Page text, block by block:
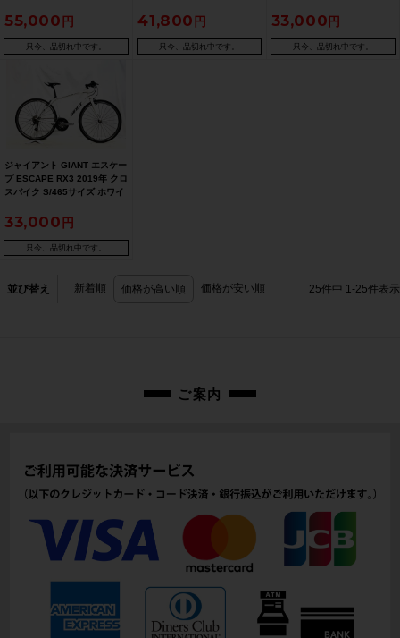
ズ ブラック
55,000
只今、品切れ中です。
ドスタンド付
41,800
只今、品切れ中です。
33,000
只今、品切れ中です。
ジャイアント GIANT エスケー
プ ESCAPE RX3 2019年 クロ
スバイク S/465サイズ ホワイ
33,000
只今、品切れ中です。
並び替え 新着順 価格が高い順 価格が安い順 25件中 1-25件表示
ご案内